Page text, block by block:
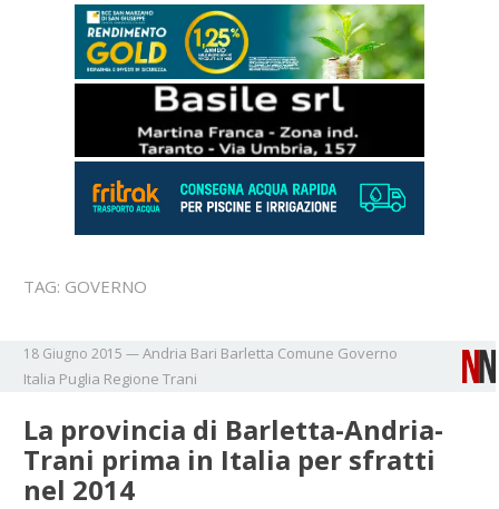
TAG: GOVERNO
18 Giugno 2015 —Andria Bari Barletta Comune Governo
Italia Puglia Regione Trani
La provincia di Barletta-Andria-
Trani prima in Italia per sfratti
nel 2014